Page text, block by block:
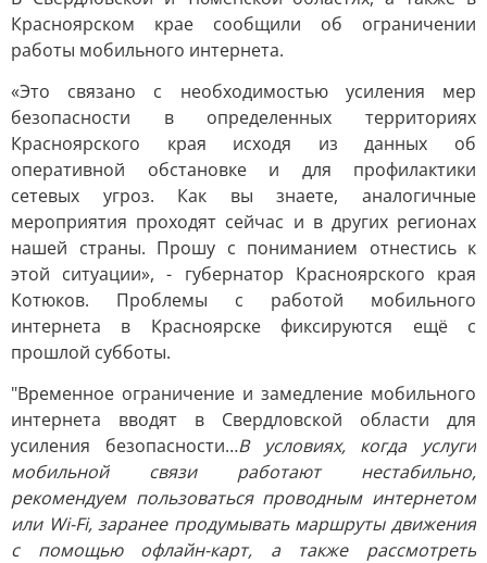
Красноярском крае сообщили об ограничении
работы мобильного интернета.
«Это связано с необходимостью усиления мер
безопасности в определенных территориях
Красноярского края исходя из данных об
оперативной обстановке и для профилактики
сетевых угроз. Как вы знаете, аналогичные
мероприятия проходят сейчас и в других регионах
нашей страны. Прошу с пониманием отнестись к
этой ситуации», - губернатор Красноярского края
Котюков. Проблемы с работой мобильного
интернета в Красноярске фиксируются ещё с
прошлой субботы.
"Временное ограничение и замедление мобильного
интернета вводят в Свердловской области для
усиления безопасности…В условиях, когда услуги
мобильной связи работают нестабильно,
рекомендуем пользоваться проводным интернетом
или Wi-Fi, заранее продумывать маршруты движения
с помощью офлайн-карт, а также рассмотреть